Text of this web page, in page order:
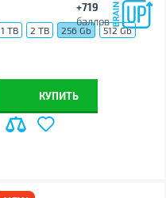
+719
баллов
1 TB 2 TB 256 Gb 512 Gb
КУПИТЬ